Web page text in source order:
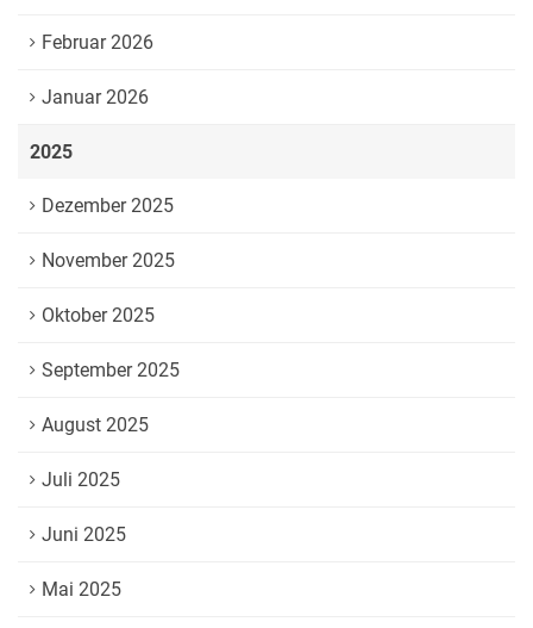
Februar 2026
Januar 2026
2025
Dezember 2025
November 2025
Oktober 2025
September 2025
August 2025
Juli 2025
Juni 2025
Mai 2025